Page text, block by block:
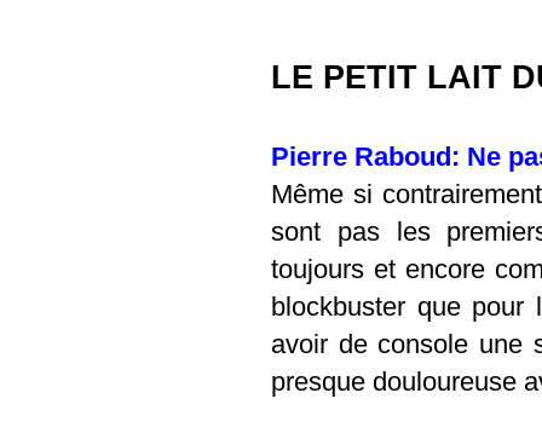
LE PETIT LAIT
Pierre Raboud: Ne
Même si
sont pasles
toujours et encore
blockbuster que
avoir de console une
presque douloureuse